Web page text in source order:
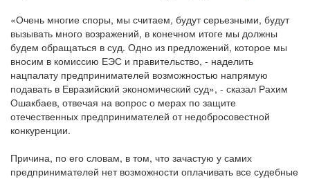
«Очень многие споры, мы считаем, будут серьезными, будут
вызывать много возражений, в конечном итоге мы должны
будем обращаться в суд. Одно из предложений, которое мы
вносим в комиссию ЕЭС и правительство, - наделить
нацпалату предпринимателей возможностью напрямую
подавать в Евразийский экономический суд», - сказал Рахим
Ошакбаев, отвечая на вопрос о мерах по защите
отечественных предпринимателей от недобросовестной
конкуренции.
Причина, по его словам, в том, что зачастую у самих
предпринимателей нет возможности оплачивать все судебные